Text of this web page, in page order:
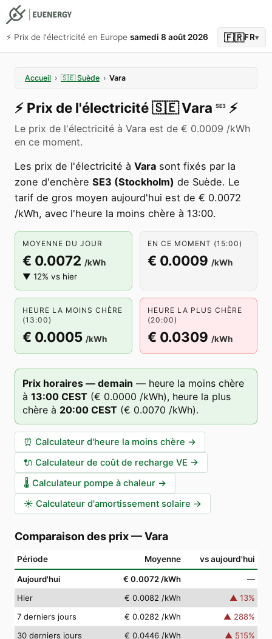
⚡️ Prix de l'électricité en Europe samedi 8 août 2026 🇫🇷FR▾
Accueil › 🇸🇪 Suède › Vara
⚡️ Prix de l'électricité🇸🇪Vara SE3 ⚡️
Le prix de l'électricité à Vara est de € 0.0009 /kWh
en ce moment.
Les prix de l'électricité à Vara sont fixés par la
zone d'enchère SE3 (Stockholm) de Suède. Le
tarif de gros moyen aujourd'hui est de € 0.0072
/kWh, avec l'heure la moins chère à 13:00.
MOYENNE DU JOUR
€ 0.0072 /kWh
▼ 12% vs hier
EN CE MOMENT (15:00)
€ 0.0009 /kWh
HEURE LA MOINS CHÈRE
(13:00)
€ 0.0005 /kWh
HEURE LA PLUS CHÈRE
(20:00)
€ 0.0309 /kWh
Prix horaires — demain — heure la moins chère
à 13:00 CEST (€ 0.0000 /kWh), heure la plus
chère à 20:00 CEST (€ 0.0070 /kWh).
⏰ Calculateur d'heure la moins chère →
🔌 Calculateur de coût de recharge VE →
🌡️ Calculateur pompe à chaleur →
☀️ Calculateur d'amortissement solaire →
Comparaison des prix—Vara
Période Moyenne vs aujourd'hui
Aujourd'hui € 0.0072 /kWh
—
Hier
€ 0.0082 /kWh ▲ 13%
7 derniers jours
€ 0.0282 /kWh ▲ 288%
30 derniers jours
€ 0.0446 /kWh ▲ 515%